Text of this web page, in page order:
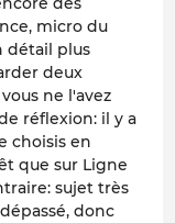
micro du
détail plus
deux
ne l'avez
réflexion: il y a
choisis en
que sur Ligne
sujet très
donc